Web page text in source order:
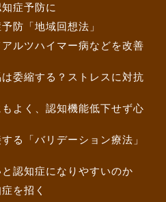
症予防に
防「地域回想法」
ルツハイマー病などを改善
委縮する？ストレスに対抗
よく、認知機能低下せず心
る「バリデーション療法」
認知症になりやすいのか
を招く